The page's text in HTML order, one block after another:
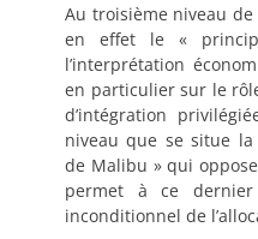
Au troisième niveau
en effet le «
l’interprétation
en particulier sur le
d’intégration
niveau que se situe
de Malibu » qui
permet à ce
inconditionnel de